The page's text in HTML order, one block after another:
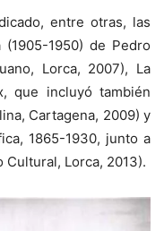
entre otras, las
1950) de Pedro
Lorca, 2007), La
que incluyó también
Cartagena, 2009) y
1865-1930, junto a
Lorca, 2013).